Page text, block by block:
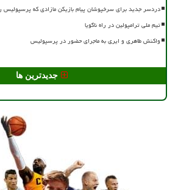
دردسر جدید برای سرخپوشان پیام بازیکن مازادی که پرسپولیس
تیم ملی ترامپولین در راه ناگویا
واکنش طاهری و ایری به ماجرای حضور در پرسپولیس
جدیدترین ها